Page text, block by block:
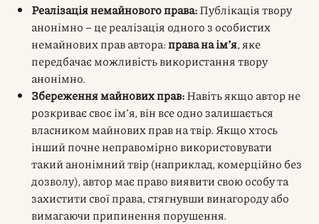
Реалізація немайнового права:Публікація твору
анонімно – це реалізація одного з особистих
немайнових прав автора:права на ім’я, яке
передбачає можливість використання твору
анонімно.
Збереження майнових прав:Навіть якщо автор не
розкриває своє ім’я, він все одно залишається
власником майнових прав на твір. Якщо хтось
інший почне неправомірно використовувати
такий анонімний твір (наприклад, комерційно без
дозволу), автор має право виявити свою особу та
захистити свої права, стягнувши винагороду або
вимагаючи припинення порушення.